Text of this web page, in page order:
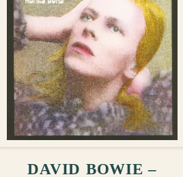
ᲙᲐᲚᲐᲗᲐᲨᲘ ᲓᲐᲛᲐᲢᲔᲑᲐ
DAVID BOWIE –